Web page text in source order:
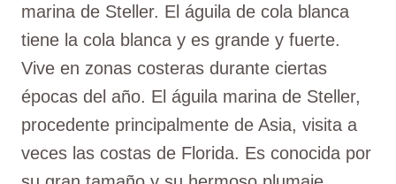
marina de Steller. El águila de cola blanca
tiene la cola blanca y es grande y fuerte.
Vive en zonas costeras durante ciertas
épocas del año. El águila marina de Steller,
procedente principalmente de Asia, visita a
veces las costas de Florida. Es conocida por